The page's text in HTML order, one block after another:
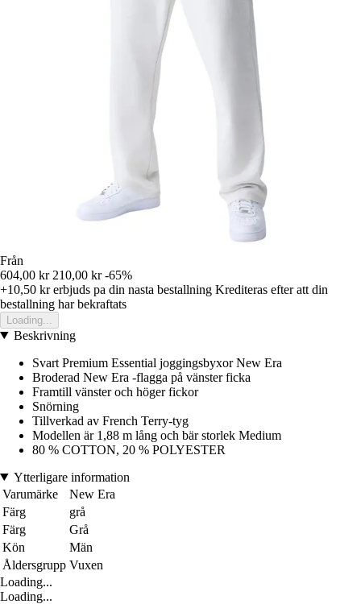
Från
604,00 kr 210,00 kr -65%
+10,50 krerbjuds pa din nasta bestallning Krediteras efter att din
bestallning har bekraftats
Loading...
Beskrivning
Svart Premium Essential joggingsbyxor New Era
Broderad New Era -flagga på vänster ficka
Framtill vänster och höger fickor
Snörning
Tillverkad av French Terry-tyg
Modellen är 1,88 m lång och bär storlek Medium
80 % COTTON, 20 % POLYESTER
Ytterligare information
Varumärke
New Era
Färg
grå
Färg
Grå
Kön
Män
Åldersgrupp Vuxen
Loading...
Loading...